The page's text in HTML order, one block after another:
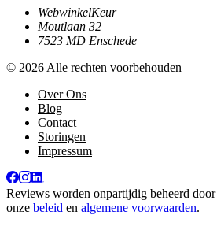
WebwinkelKeur
Moutlaan 32
7523 MD Enschede
© 2026 Alle rechten voorbehouden
Over Ons
Blog
Contact
Storingen
Impressum
Reviews worden onpartijdig beheerd door
onze beleid en algemene voorwaarden.